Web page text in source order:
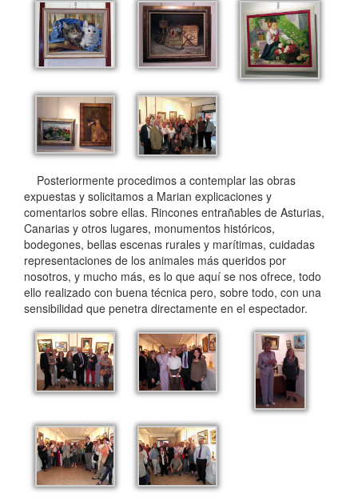
Posteriormente procedimos a contemplar las obras
expuestas y solicitamos a Marian explicaciones y
comentarios sobre ellas. Rincones entrañables de Asturias,
Canarias y otros lugares, monumentos históricos,
bodegones, bellas escenas rurales y marítimas, cuidadas
representaciones de los animales más queridos por
nosotros, y mucho más, es lo que aquí se nos ofrece, todo
ello realizado con buena técnica pero, sobre todo, con una
sensibilidad que penetra directamente en el espectador.